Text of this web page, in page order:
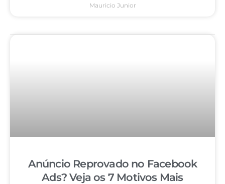
Mauricio Junior
Anúncio Reprovado no Facebook
Ads? Veja os 7 Motivos Mais